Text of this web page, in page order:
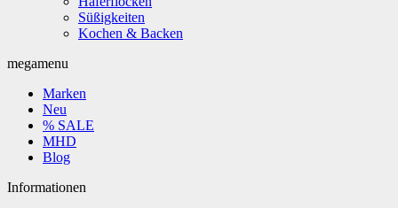
Süßigkeiten
Kochen & Backen
megamenu
Marken
Neu
% SALE
MHD
Blog
Informationen